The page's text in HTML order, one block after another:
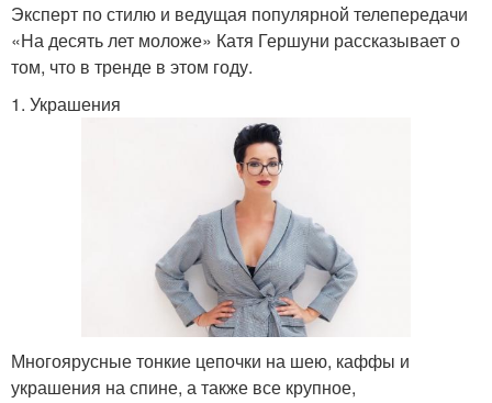
Эксперт по стилю и ведущая популярной телепередачи
«На десять лет моложе» Катя Гершуни рассказывает о
том, что в тренде в этом году.
1. Украшения
Многоярусные тонкие цепочки на шею, каффы и
украшения на спине, а также все крупное,